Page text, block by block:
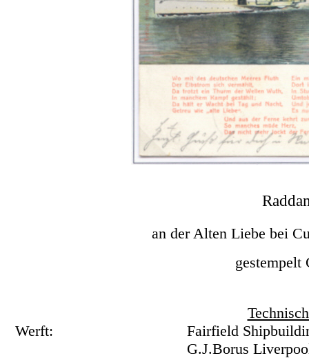
an der Alten Liebe bei
gestempelt
Werft:
Fairfield
G.J.Borus